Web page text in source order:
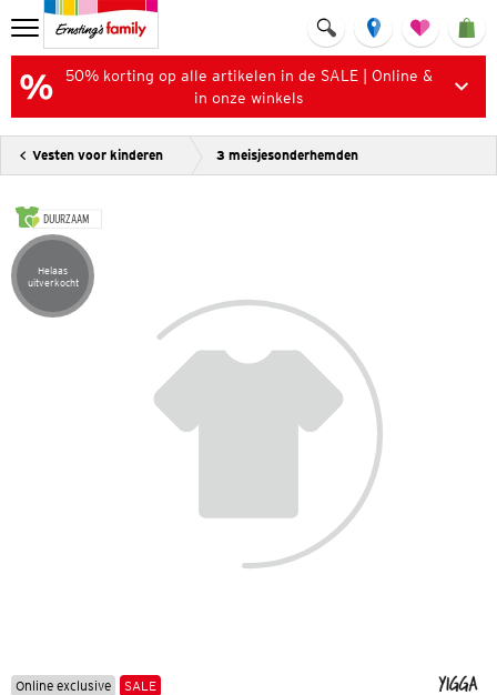
50% korting op alle artikelen in de SALE | Online &
in onze winkels
Vesten voor kinderen 3 meisjesonderhemden
DUURZAAM
Artikel helaas uitverkocht
Helaas
uitverkocht
Online exclusive SALE